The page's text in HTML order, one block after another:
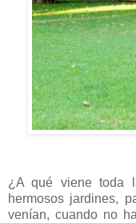
¿A qué viene toda
hermosos jardines,
venían, cuando no